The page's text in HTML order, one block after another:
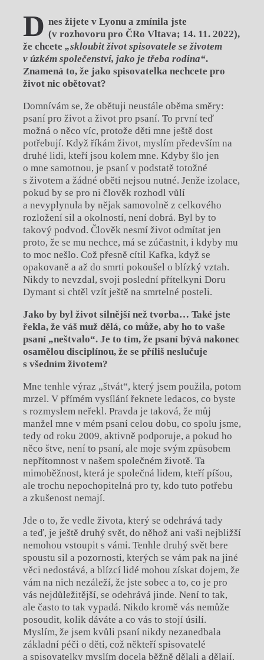
D nes žijete v Lyonu a zmínila jste
(v rozhovoru pro ČRo Vltava; 14. 11. 2022),
že chcete „skloubit život spisovatele se životem
v úzkém společenství, jako je třeba rodina“.
Znamená to, že jako spisovatelka nechcete pro
život nic obětovat?
Domnívám se, že obětuji neustále oběma směry:
psaní pro život a život pro psaní. To první teď
možná o něco víc, protože děti mne ještě dost
potřebují. Když říkám život, myslím především na
druhé lidi, kteří jsou kolem mne. Kdyby šlo jen
o mne samotnou, je psaní v podstatě totožné
s životem a žádné oběti nejsou nutné. Jenže izolace,
pokud by se pro ni člověk rozhodl vůlí
a nevyplynula by nějak samovolně z celkového
rozložení sil a okolností, není dobrá. Byl by to
takový podvod. Člověk nesmí život odmítat jen
proto, že se mu nechce, má se zúčastnit, i kdyby mu
to moc nešlo. Což přesně cítil Kafka, když se
opakovaně a až do smrti pokoušel o blízký vztah.
Nikdy to nevzdal, svoji poslední přítelkyni Doru
Dymant si chtěl vzít ještě na smrtelné posteli.
Jako by byl život silnější než tvorba… Také jste
řekla, že váš muž dělá, co může, aby ho to vaše
psaní „neštvalo“. Je to tím, že psaní bývá nakonec
osamělou disciplínou, že se příliš neslučuje
s všedním životem?
Mne tenhle výraz „štvát“, který jsem použila, potom
mrzel. V přímém vysílání řeknete ledacos, co byste
s rozmyslem neřekl. Pravda je taková, že můj
manžel mne v mém psaní celou dobu, co spolu jsme,
tedy od roku 2009, aktivně podporuje, a pokud ho
něco štve, není to psaní, ale moje svým způsobem
nepřítomnost v našem společném životě. Ta
mimoběžnost, která je společná lidem, kteří píšou,
ale trochu nepochopitelná pro ty, kdo tuto potřebu
a zkušenost nemají.
Jde o to, že vedle života, který se odehrává tady
a teď, je ještě druhý svět, do něhož ani vaši nejbližší
nemohou vstoupit s vámi. Tenhle druhý svět bere
spoustu sil a pozornosti, kterých se vám pak na jiné
věci nedostává, a blízcí lidé mohou získat dojem, že
vám na nich nezáleží, že jste sobec a to, co je pro
vás nejdůležitější, se odehrává jinde. Není to tak,
ale často to tak vypadá. Nikdo kromě vás nemůže
posoudit, kolik dáváte a co vás to stojí úsilí.
Myslím, že jsem kvůli psaní nikdy nezanedbala
základní péči o děti, což někteří spisovatelé
a spisovatelky myslím docela běžně dělali a dělají.